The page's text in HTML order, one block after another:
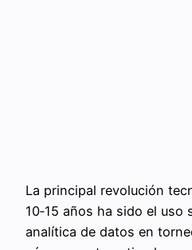
La principal revolución
10‑15 años ha sido el
analítica de datos en